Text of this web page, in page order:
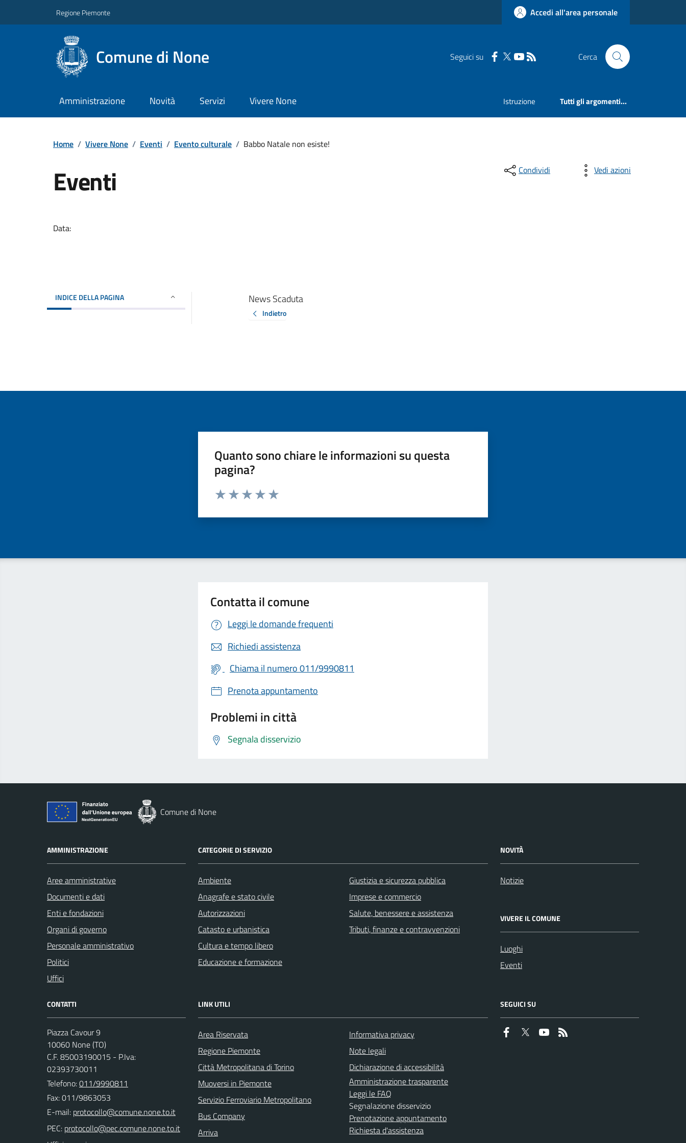
Regione Piemonte Accedi all'area personale
Comune di None Seguici su Cerca
Amministrazione Novità Servizi Vivere None Istruzione Tutti gli argomenti...
Home / Vivere None / Eventi / Evento culturale / Babbo Natale non esiste!
Eventi
Data:
Condividi Vedi azioni
INDICE DELLA PAGINA News Scaduta
Indietro
Quanto sono chiare le informazioni su questa
pagina?
Valuta da 1 a 5 stelle la pagina
Contatta il comune
Leggi le domande frequenti
Richiedi assistenza
Chiama il numero 011/9990811
Prenota appuntamento
Problemi in città
Segnala disservizio
Comune di None
AMMINISTRAZIONE
Aree amministrative
Documenti e dati
Enti e fondazioni
Organi di governo
Personale amministrativo
Politici
Uffici
CATEGORIE DI SERVIZIO
Ambiente
Anagrafe e stato civile
Autorizzazioni
Catasto e urbanistica
Cultura e tempo libero
Educazione e formazione
Giustizia e sicurezza pubblica
Imprese e commercio
Salute, benessere e assistenza
Tributi, finanze e contravvenzioni
NOVITÀ
Notizie
VIVERE IL COMUNE
Luoghi
Eventi
CONTATTI
Piazza Cavour 9
10060 None (TO)
C.F. 85003190015 - P.Iva:
02393730011
Telefono:011/9990811
Fax: 011/9863053
E-mail:
PEC:
LINK UTILI
Area Riservata
Regione Piemonte
Città Metropolitana di Torino
Muoversi in Piemonte
Servizio Ferroviario Metropolitano
Bus Company
Arriva
Informativa privacy
Note legali
Dichiarazione di accessibilità
Amministrazione trasparente
Leggi le FAQ
Segnalazione disservizio
Prenotazione appuntamento
Richiesta d'assistenza
SEGUICI SU